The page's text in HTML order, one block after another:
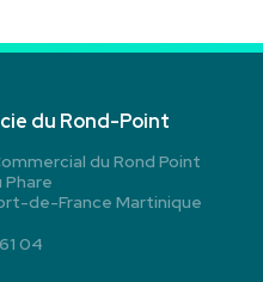
du Rond-Point
du Rond Point
Phare
de-France Martinique
04